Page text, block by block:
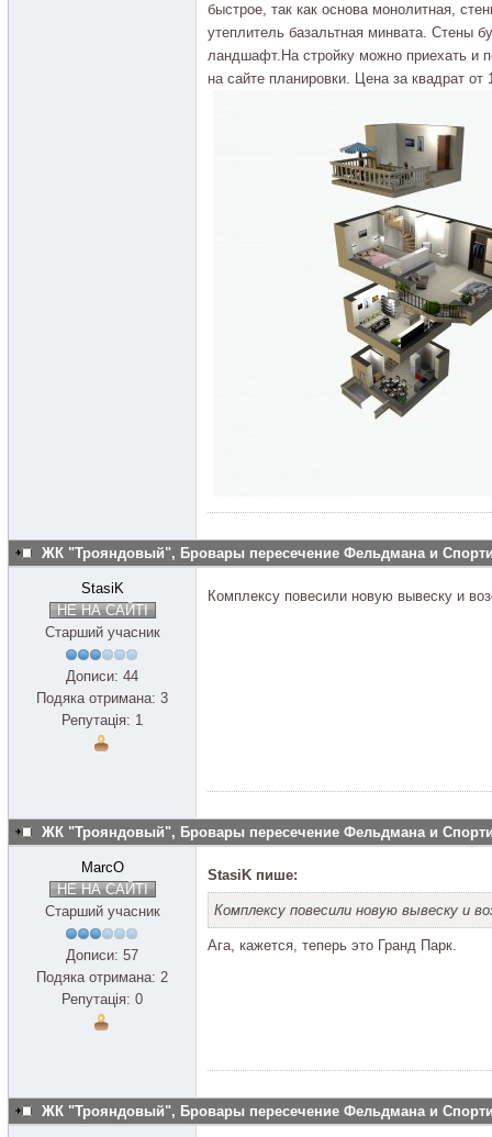
быстрое, так как основа монолитная,
утеплитель базальтная минвата. Стены
ландшафт.На стройку можно приехать и
на сайте планировки. Цена за квадрат от
ЖК "Трояндовый", Бровары пересечение Фельдмана и
StasiK
НЕ НА САЙТІ
Старший учасник
Дописи: 44
Подяка отримана: 3
Репутація: 1
Комплексу повесили новую вывеску и
ЖК "Трояндовый", Бровары пересечение Фельдмана и
MarcO
НЕ НА САЙТІ
Старший учасник
Дописи: 57
Подяка отримана: 2
Репутація: 0
StasiK пише:
Комплексу повесили новую вывеску и
Ага, кажется, теперь это Гранд Парк.
ЖК "Трояндовый", Бровары пересечение Фельдмана и